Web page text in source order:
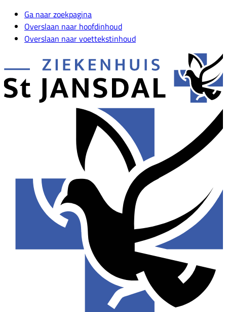
Ga naar zoekpagina
Overslaan naar hoofdinhoud
Overslaan naar voettekstinhoud